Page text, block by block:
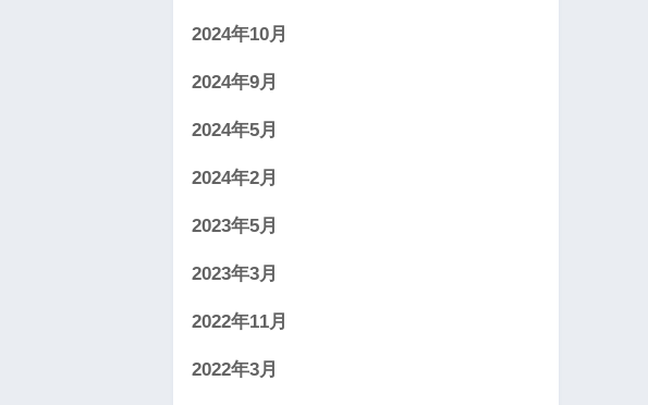
2024年10月
2024年9月
2024年5月
2024年2月
2023年5月
2023年3月
2022年11月
2022年3月